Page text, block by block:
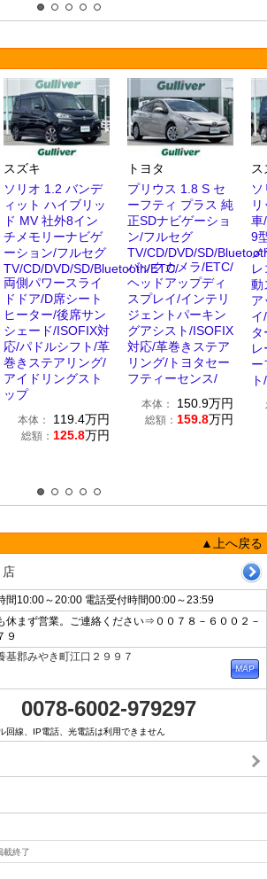
スズキ
ソリオ 1.2 バンデ
ィット ハイブリッ
ド MV 社外8イン
チメモリーナビゲ
ーション/フルセグ
TV/CD/DVD/SD/Bluetooth/ETC/
両側パワースライ
ドドア/D席シート
ヒーター/後席サン
シェード/ISOFIX対
応/パドルシフト/革
巻きステアリング/
アイドリングスト
ップ
本体： 119.4万円
総額： 125.8万円
トヨタ
プリウス 1.8 S セ
ーフティ プラス 純
正SDナビゲーショ
ン/フルセグ
TV/CD/DVD/SD/
バックカメラ/ETC/
ヘッドアップディ
スプレイ/インテリ
ジェントパーキン
グアシスト/ISOFIX
対応/革巻きステア
リング/トヨタセー
フティーセンス/
本体： 150.9万円
総額： 159.8万円
ス
車
9
メ
動
ア
イ
ー
▲上へ戻る
店
間10:00～20:00 電話受付時間00:00～23:59
休まず営業。ご連絡ください⇒００７８－６００２－
９
基郡みやき町江口２９９７
0078-6002-979297
回線、IP電話、光電話は利用できません
載終了